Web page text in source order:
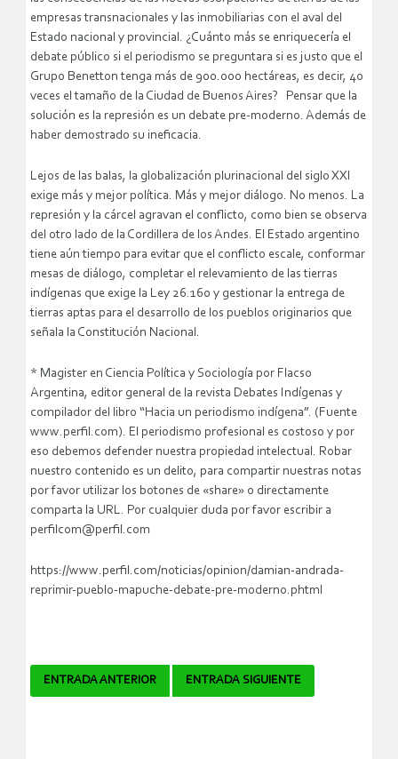
empresas transnacionales y las inmobiliarias con el aval del
Estado nacional y provincial. ¿Cuánto más se enriquecería el
debate público si el periodismo se preguntara si es justo que el
Grupo Benetton tenga más de 900.000 hectáreas, es decir, 40
veces el tamaño de la Ciudad de Buenos Aires? Pensar que la
solución es la represión es un debate pre-moderno. Además de
haber demostrado su ineficacia.
Lejos de las balas, la globalización plurinacional del siglo XXI
exige más y mejor política. Más y mejor diálogo. No menos. La
represión y la cárcel agravan el conflicto, como bien se observa
del otro lado de la Cordillera de los Andes. El Estado argentino
tiene aún tiempo para evitar que el conflicto escale, conformar
mesas de diálogo, completar el relevamiento de las tierras
indígenas que exige la Ley 26.160 y gestionar la entrega de
tierras aptas para el desarrollo de los pueblos originarios que
señala la Constitución Nacional.
* Magister en Ciencia Política y Sociología por Flacso
Argentina, editor general de la revista Debates Indígenas y
compilador del libro “Hacia un periodismo indígena”. (Fuente
www.perfil.com). El periodismo profesional es costoso y por
eso debemos defender nuestra propiedad intelectual. Robar
nuestro contenido es un delito, para compartir nuestras notas
por favor utilizar los botones de «share» o directamente
comparta la URL. Por cualquier duda por favor escribir a
perfilcom@perfil.com
https://www.perfil.com/noticias/opinion/damian-andrada-
reprimir-pueblo-mapuche-debate-pre-moderno.phtml
Navegador
ENTRADA ANTERIOR ENTRADA SIGUIENTE